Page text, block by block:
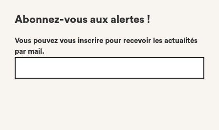
Abonnez-vous aux alertes !
Vous pouvez vous inscrire pour recevoir les actualités
par mail.